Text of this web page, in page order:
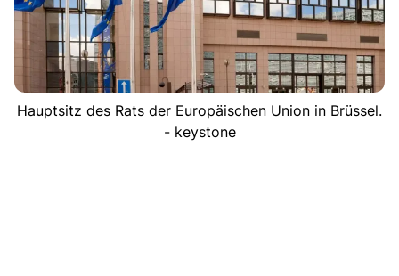
Hauptsitz des Rats der Europäischen Union in Brüssel.
- keystone